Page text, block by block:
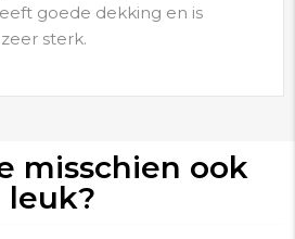
goede dekking en is
sterk.
misschien ook
leuk?